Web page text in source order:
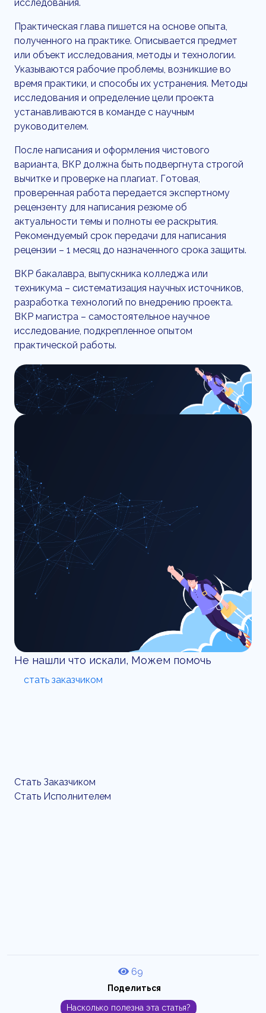
исследования.
Практическая глава пишется на основе опыта,
полученного на практике. Описывается предмет
или объект исследования, методы и технологии.
Указываются рабочие проблемы, возникшие во
время практики, и способы их устранения. Методы
исследования и определение цели проекта
устанавливаются в команде с научным
руководителем.
После написания и оформления чистового
варианта, ВКР должна быть подвергнута строгой
вычитке и проверке на плагиат. Готовая,
проверенная работа передается экспертному
рецензенту для написания резюме об
актуальности темы и полноты ее раскрытия.
Рекомендуемый срок передачи для написания
рецензии – 1 месяц до назначенного срока защиты.
ВКР бакалавра, выпускника колледжа или
техникума – систематизация научных источников,
разработка технологий по внедрению проекта.
ВКР магистра – самостоятельное научное
исследование, подкрепленное опытом
практической работы.
Не нашли что искали, Можем помочь
стать заказчиком
Стать Заказчиком
Стать Исполнителем
69
Поделиться
Насколько полезна эта статья?